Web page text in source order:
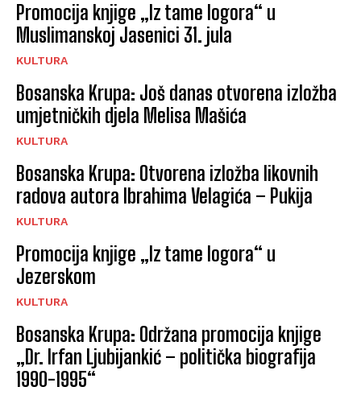
Promocija knjige „Iz tame logora“ u
Muslimanskoj Jasenici 31. jula
KULTURA
Bosanska Krupa: Još danas otvorena izložba
umjetničkih djela Melisa Mašića
KULTURA
Bosanska Krupa: Otvorena izložba likovnih
radova autora Ibrahima Velagića – Pukija
KULTURA
Promocija knjige „Iz tame logora“ u
Jezerskom
KULTURA
Bosanska Krupa: Održana promocija knjige
„Dr. Irfan Ljubijankić – politička biografija
1990-1995“